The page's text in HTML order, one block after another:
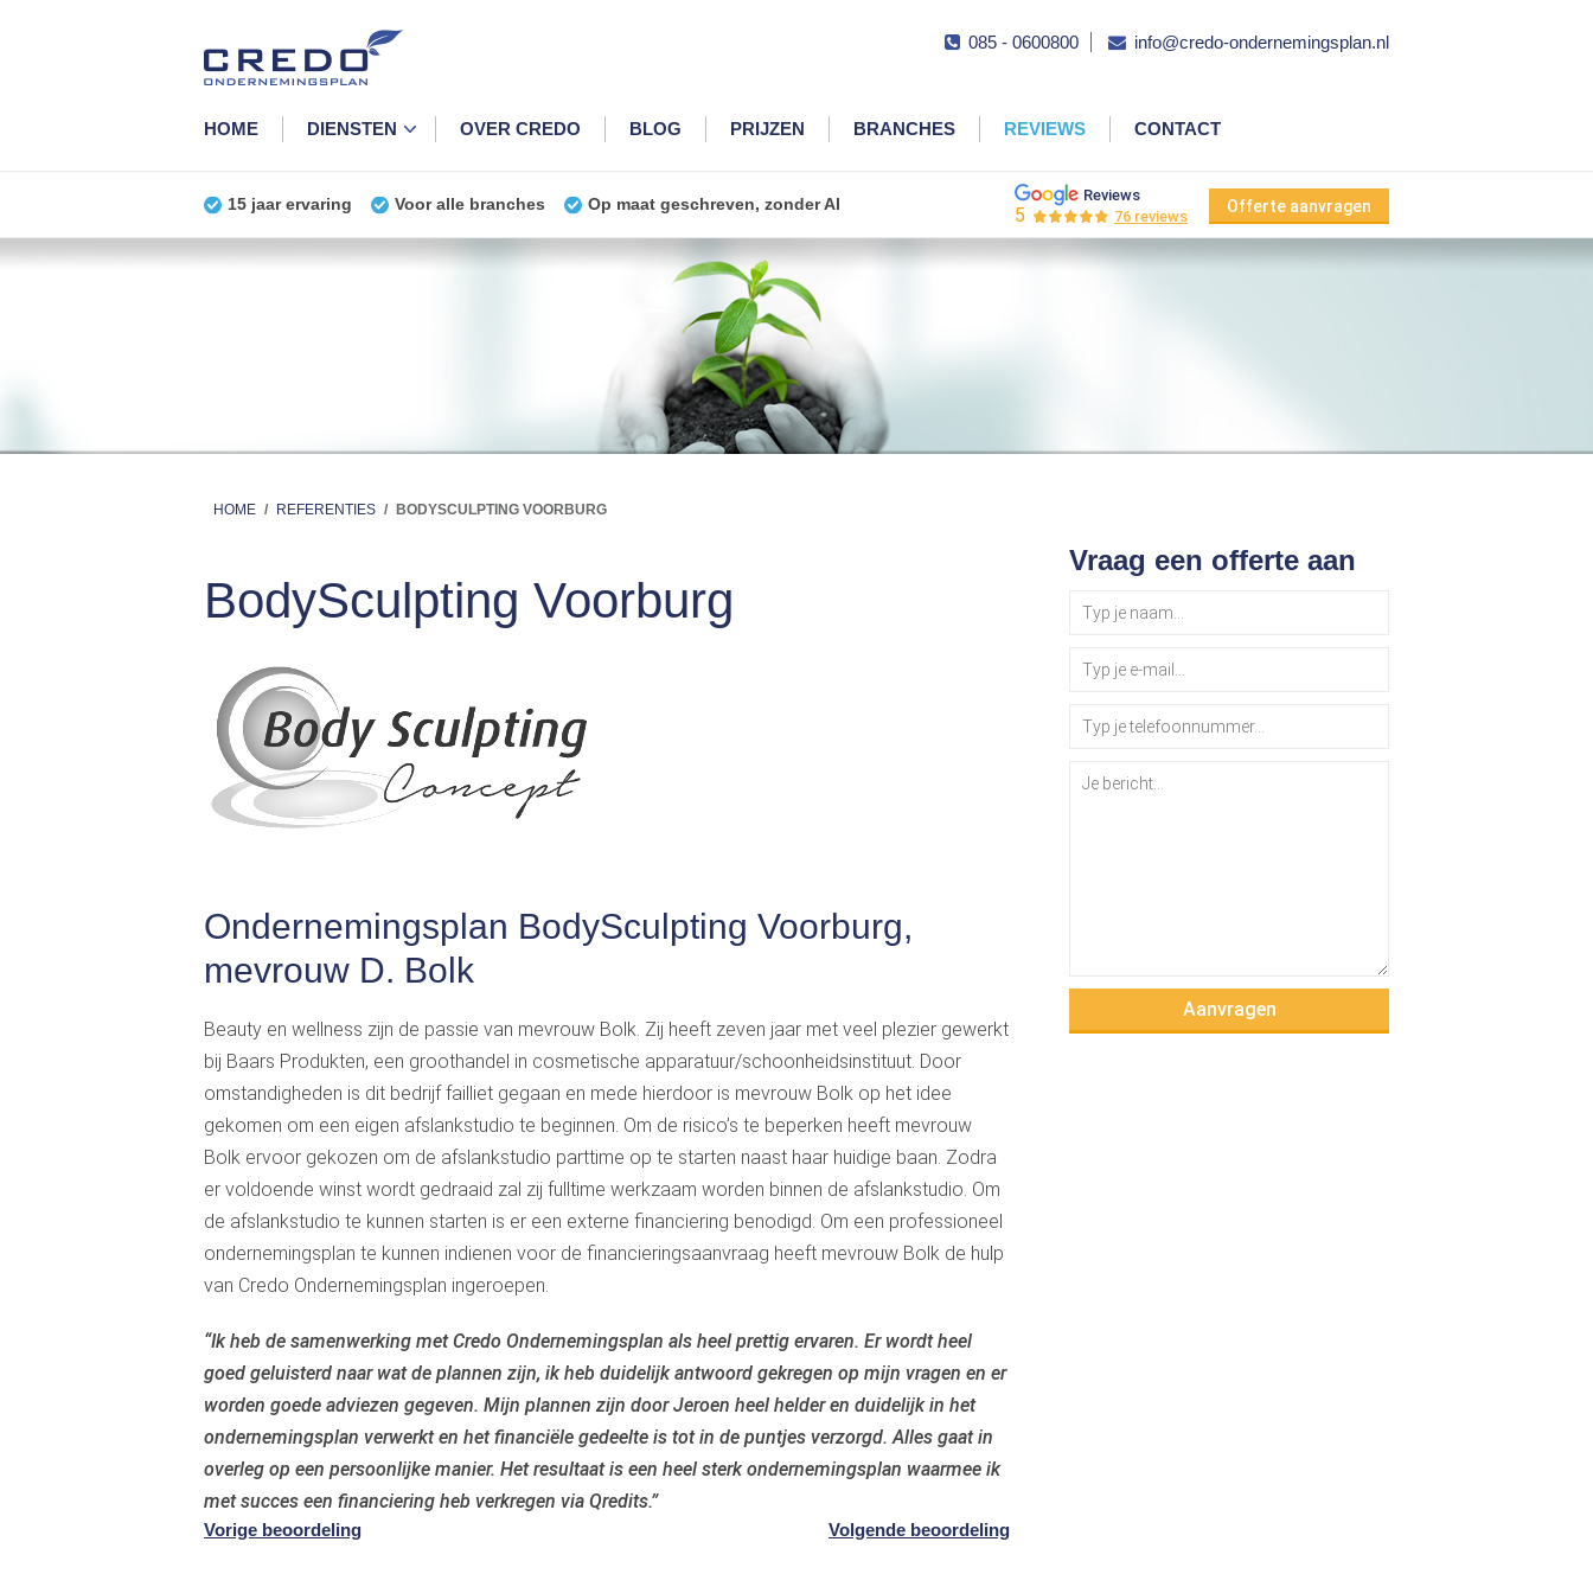
085 - 0600800 info@credo-ondernemingsplan.nl
HOME DIENSTEN OVER CREDO BLOG PRIJZEN BRANCHES REVIEWS CONTACT
15 jaar ervaring Voor alle branches Op maat geschreven, zonder AI Reviews
5 76 reviews
Offerte aanvragen
HOME / REFERENTIES / BODYSCULPTING VOORBURG
BodySculpting Voorburg
Ondernemingsplan BodySculpting Voorburg,
mevrouw D. Bolk
Beauty en wellness zijn de passie van mevrouw Bolk. Zij heeft zeven jaar met veel plezier gewerkt
bij Baars Produkten, een groothandel in cosmetische apparatuur/schoonheidsinstituut. Door
omstandigheden is dit bedrijf failliet gegaan en mede hierdoor is mevrouw Bolk op het idee
gekomen om een eigen afslankstudio te beginnen. Om de risico’s te beperken heeft mevrouw
Bolk ervoor gekozen om de afslankstudio parttime op te starten naast haar huidige baan. Zodra
er voldoende winst wordt gedraaid zal zij fulltime werkzaam worden binnen de afslankstudio. Om
de afslankstudio te kunnen starten is er een externe financiering benodigd. Om een professioneel
ondernemingsplan te kunnen indienen voor de financieringsaanvraag heeft mevrouw Bolk de hulp
van Credo Ondernemingsplan ingeroepen.
“Ik heb de samenwerking met Credo Ondernemingsplan als heel prettig ervaren. Er wordt heel
goed geluisterd naar wat de plannen zijn, ik heb duidelijk antwoord gekregen op mijn vragen en er
worden goede adviezen gegeven. Mijn plannen zijn door Jeroen heel helder en duidelijk in het
ondernemingsplan verwerkt en het financiële gedeelte is tot in de puntjes verzorgd. Alles gaat in
overleg op een persoonlijke manier. Het resultaat is een heel sterk ondernemingsplan waarmee ik
met succes een financiering heb verkregen via Qredits.”
Vorige beoordeling Volgende beoordeling
Vraag een offerte aan
Aanvragen